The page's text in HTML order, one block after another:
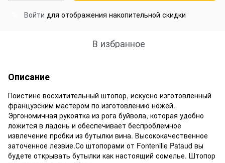
Войти для отображения накопительной скидки
В избранное
Описание
Поистине восхитительный штопор, искусно изготовленный
французским мастером по изготовлению ножей.
Эргономичная рукоятка из рога буйвола, которая удобно
ложится в ладонь и обеспечивает беспроблемное
извлечение пробки из бутылки вина. Высококачественное
заточенное лезвие.Со штопорами от Fontenille Pataud вы
будете открывать бутылки как настоящий сомелье. Штопор